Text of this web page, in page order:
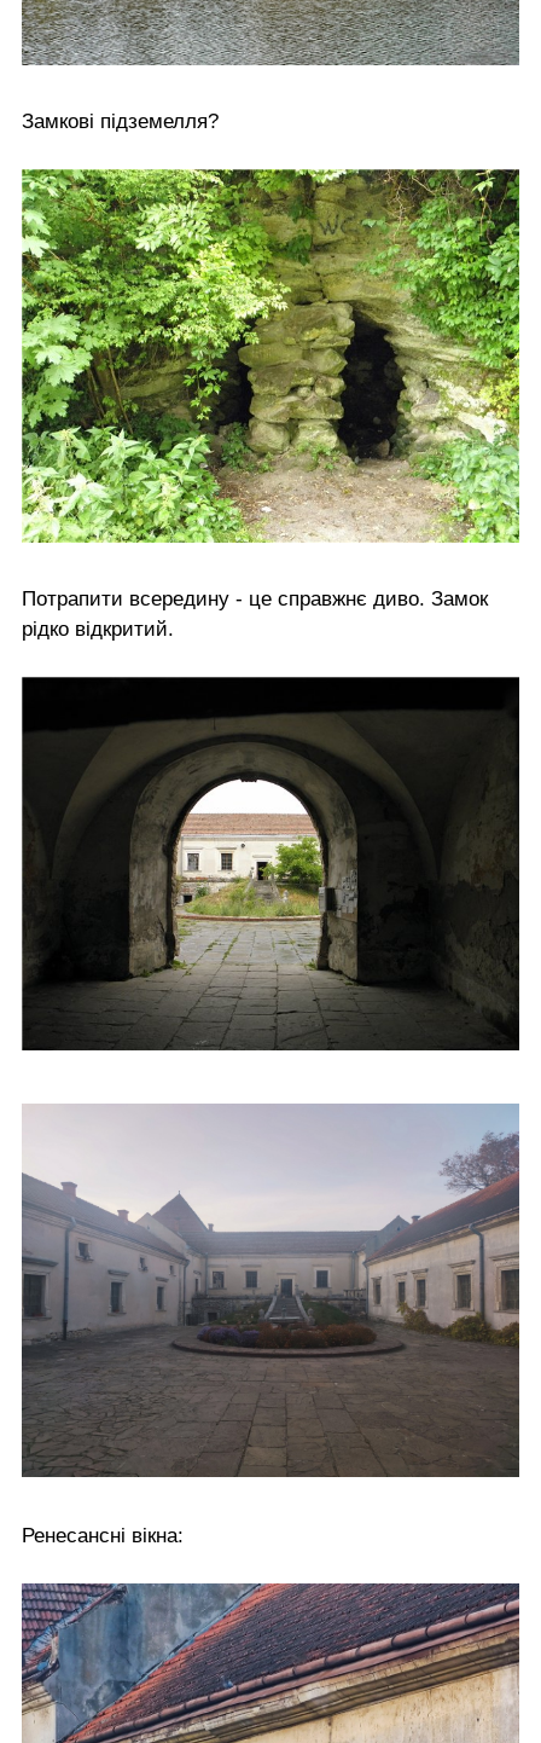
Замкові підземелля?
Потрапити всередину - це справжнє диво. Замок
рідко відкритий.
Ренесансні вікна: